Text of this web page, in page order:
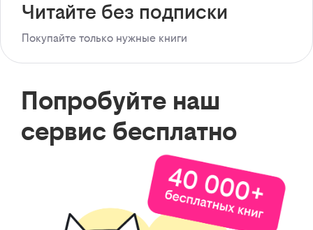
Читайте без подписки
Покупайте только нужные книги
Попробуйте наш
сервис бесплатно